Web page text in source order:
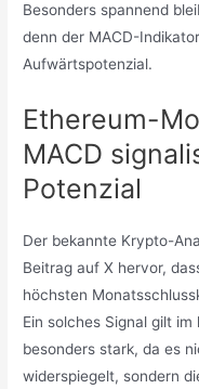
Besonders spannend
denn der MACD-
Aufwärtspotenzial.
Ethereum-
MACD
Potenzial
Der bekannte Krypto-
Beitrag auf X hervor,
höchsten
Ein solches Signal gilt
besonders stark, da es
widerspiegelt, sondern